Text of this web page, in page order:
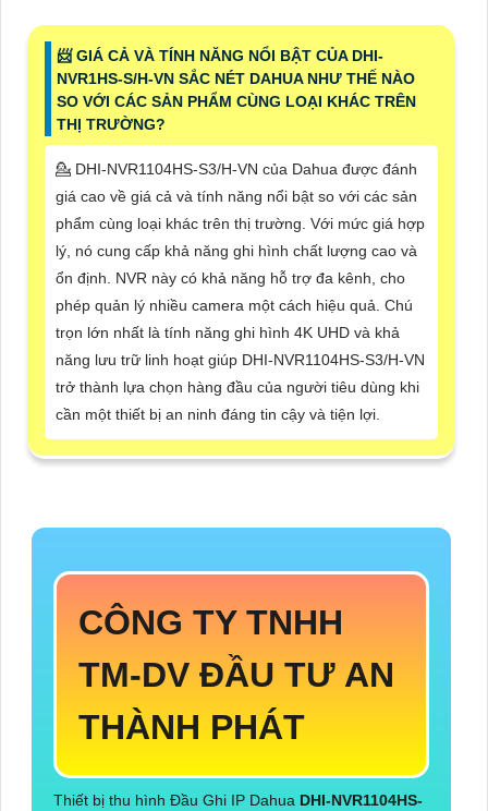
📨 GIÁ CẢ VÀ TÍNH NĂNG NỔI BẬT CỦA DHI-
NVR1HS-S/H-VN SẮC NÉT DAHUA NHƯ THẾ NÀO
SO VỚI CÁC SẢN PHẨM CÙNG LOẠI KHÁC TRÊN
THỊ TRƯỜNG?
💁 DHI-NVR1104HS-S3/H-VN của Dahua được đánh
giá cao về giá cả và tính năng nổi bật so với các sản
phẩm cùng loại khác trên thị trường. Với mức giá hợp
lý, nó cung cấp khả năng ghi hình chất lượng cao và
ổn định. NVR này có khả năng hỗ trợ đa kênh, cho
phép quản lý nhiều camera một cách hiệu quả. Chú
trọn lớn nhất là tính năng ghi hình 4K UHD và khả
năng lưu trữ linh hoạt giúp DHI-NVR1104HS-S3/H-VN
trở thành lựa chọn hàng đầu của người tiêu dùng khi
cần một thiết bị an ninh đáng tin cậy và tiện lợi.
CÔNG TY TNHH
TM-DV ĐẦU TƯ AN
THÀNH PHÁT
Thiết bị thu hình Đầu Ghi IP Dahua DHI-NVR1104HS-